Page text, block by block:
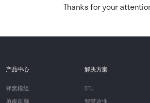
Thanks for your
产品中心
蜂窝模组
单板电脑
解决方案
DTU
智慧农业